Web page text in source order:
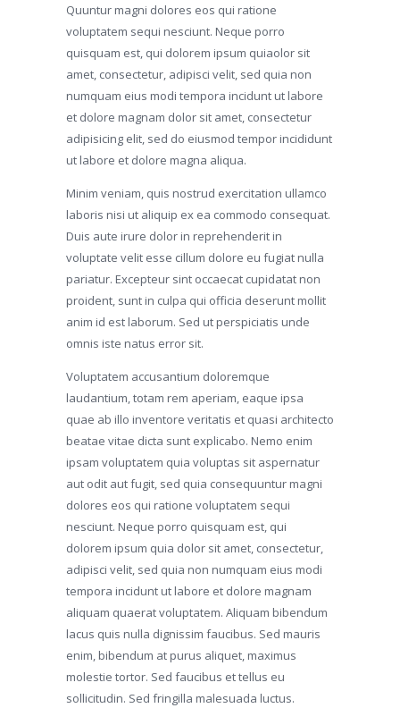
Quuntur magni dolores eos qui ratione
voluptatem sequi nesciunt. Neque porro
quisquam est, qui dolorem ipsum quiaolor sit
amet, consectetur, adipisci velit, sed quia non
numquam eius modi tempora incidunt ut labore
et dolore magnam dolor sit amet, consectetur
adipisicing elit, sed do eiusmod tempor incididunt
ut labore et dolore magna aliqua.
Minim veniam, quis nostrud exercitation ullamco
laboris nisi ut aliquip ex ea commodo consequat.
Duis aute irure dolor in reprehenderit in
voluptate velit esse cillum dolore eu fugiat nulla
pariatur. Excepteur sint occaecat cupidatat non
proident, sunt in culpa qui officia deserunt mollit
anim id est laborum. Sed ut perspiciatis unde
omnis iste natus error sit.
Voluptatem accusantium doloremque
laudantium, totam rem aperiam, eaque ipsa
quae ab illo inventore veritatis et quasi architecto
beatae vitae dicta sunt explicabo. Nemo enim
ipsam voluptatem quia voluptas sit aspernatur
aut odit aut fugit, sed quia consequuntur magni
dolores eos qui ratione voluptatem sequi
nesciunt. Neque porro quisquam est, qui
dolorem ipsum quia dolor sit amet, consectetur,
adipisci velit, sed quia non numquam eius modi
tempora incidunt ut labore et dolore magnam
aliquam quaerat voluptatem. Aliquam bibendum
lacus quis nulla dignissim faucibus. Sed mauris
enim, bibendum at purus aliquet, maximus
molestie tortor. Sed faucibus et tellus eu
sollicitudin. Sed fringilla malesuada luctus.